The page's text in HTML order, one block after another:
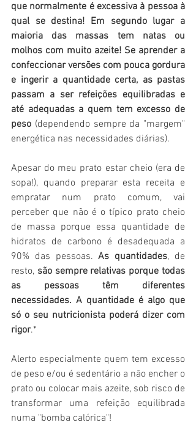
que normalmente é excessiva à pessoa à
qual se destina! Em segundo lugar a
maioria das massas tem natas ou
molhos com muito azeite! Se aprender a
confeccionar versões com pouca gordura
e ingerir a quantidade certa, as pastas
passam a ser refeições equilibradas e
até adequadas a quem tem excesso de
peso (dependendo sempre da "margem"
energética nas necessidades diárias).
Apesar do meu prato estar cheio (era de
sopa!), quando preparar esta receita e
empratar num prato comum, vai
perceber que não é o típico prato cheio
de massa porque essa quantidade de
hidratos de carbono é desadequada a
90% das pessoas. As quantidades, de
resto, são sempre relativas porque todas
as pessoas têm diferentes
necessidades. A quantidade é algo que
só o seu nutricionista poderá dizer com
rigor.*
Alerto especialmente quem tem excesso
de peso e/ou é sedentário a não encher o
prato ou colocar mais azeite, sob risco de
transformar uma refeição equilibrada
numa "bomba calórica"!